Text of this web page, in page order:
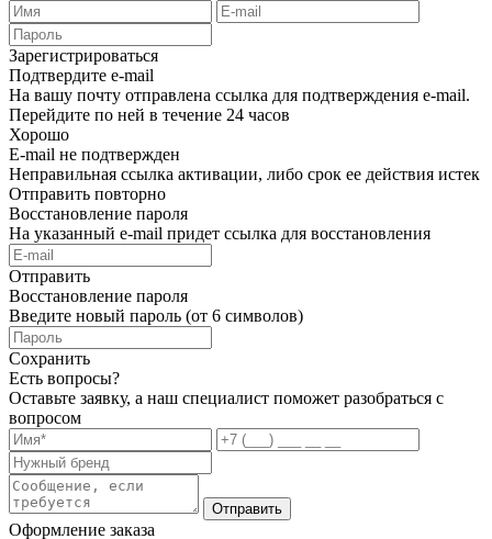
Зарегистрироваться
Подтвердите e-mail
На вашу почту отправлена ссылка для подтверждения e-mail.
Перейдите по ней в течение 24 часов
Хорошо
E-mail не подтвержден
Неправильная ссылка активации, либо срок ее действия истек
Отправить повторно
Восстановление пароля
На указанный e-mail придет ссылка для восстановления
Отправить
Восстановление пароля
Введите новый пароль (от 6 символов)
Сохранить
Есть вопросы?
Оставьте заявку, а наш специалист поможет разобраться с
вопросом
Отправить
Оформление заказа